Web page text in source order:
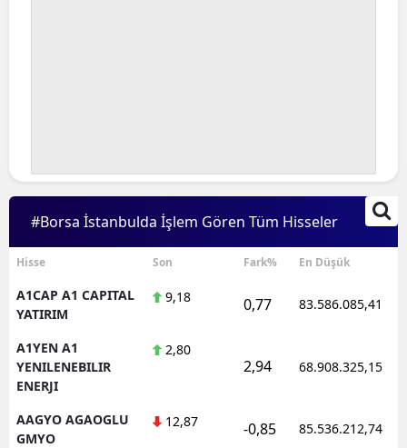
#Borsa İstanbulda İşlem Gören Tüm Hisseler
Hisse Son Fark% En Düşük
A1CAP A1 CAPITAL
YATIRIM
9,18 0,77 83.586.085,41
A1YEN A1
YENILENEBILIR
ENERJI
2,80
2,94 68.908.325,15
AAGYO AGAOGLU
GMYO
12,87 -0,85 85.536.212,74